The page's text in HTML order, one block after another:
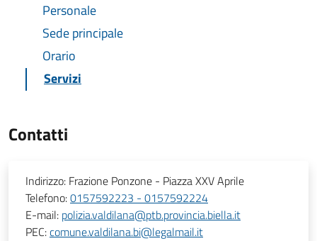
Personale
Sede principale
Orario
Servizi
Contatti
Indirizzo: Frazione Ponzone - Piazza XXV Aprile
Telefono:0157592223 - 0157592224
E-mail: polizia.valdilana@ptb.provincia.biella.it
PEC:comune.valdilana.bi@legalmail.it